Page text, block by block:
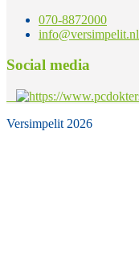
070-8872000
info@versimpelit.nl
Social media
Versimpelit 2026